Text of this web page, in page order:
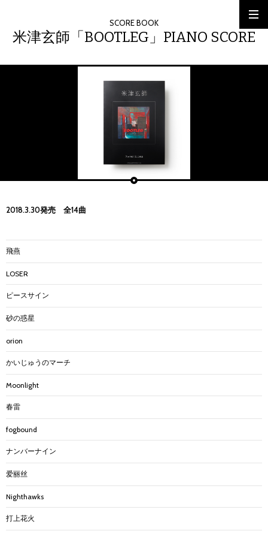
SCORE BOOK
米津玄師「BOOTLEG」PIANO SCORE
2018.3.30発売 全14曲
飛燕
LOSER
ピースサイン
砂の惑星
orion
かいじゅうのマーチ
Moonlight
春雷
fogbound
ナンバーナイン
爱丽丝
Nighthawks
打上花火